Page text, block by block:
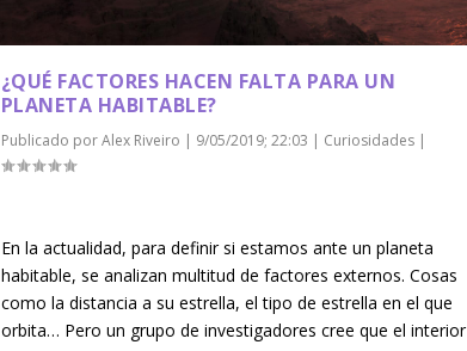
¿QUÉ FACTORES HACEN FALTA PARA UN
PLANETA HABITABLE?
Publicado porAlex Riveiro | 9/05/2019; 22:03 | Curiosidades|
En la actualidad, para definir si estamos ante un planeta
habitable, se analizan multitud de factores externos. Cosas
como la distancia a su estrella, el tipo de estrella en el que
orbita… Pero un grupo de investigadores cree que el interior